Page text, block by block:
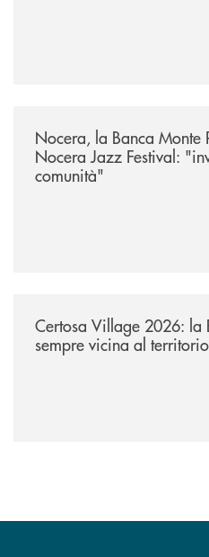
Nocera, la Banca Monte
Nocera Jazz Festival:
comunità"
Certosa Village 2026: la
sempre vicina al territorio